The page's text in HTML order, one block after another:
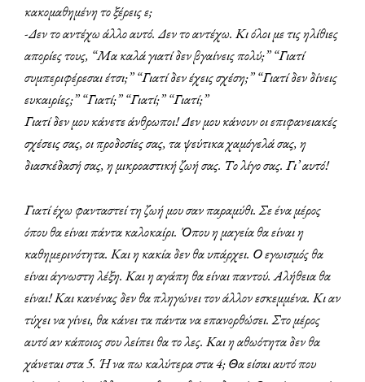
κακομαθημένη το ξέρεις ε;
-Δεν το αντέχω άλλο αυτό. Δεν το αντέχω. Κι όλοι με τις ηλίθιες
απορίες τους, “Μα καλά γιατί δεν βγαίνεις πολύ;” “Γιατί
συμπεριφέρεσαι έτσι;” “Γιατί δεν έχεις σχέση;” “Γιατί δεν δίνεις
ευκαιρίες;” “Γιατί;” “Γιατί;” “Γιατί;”
Γιατί δεν μου κάνετε άνθρωποι! Δεν μου κάνουν οι επιφανειακές
σχέσεις σας, οι προδοσίες σας, τα ψεύτικα χαμόγελά σας, η
διασκέδασή σας, η μικροαστική ζωή σας. Το λίγο σας. Γι’ αυτό!
Γιατί έχω φανταστεί τη ζωή μου σαν παραμύθι. Σε ένα μέρος
όπου θα είναι πάντα καλοκαίρι. Όπου η μαγεία θα είναι η
καθημερινότητα. Και η κακία δεν θα υπάρχει. Ο εγωισμός θα
είναι άγνωστη λέξη. Και η αγάπη θα είναι παντού. Αλήθεια θα
είναι! Και κανένας δεν θα πληγώνει τον άλλον εσκεμμένα. Κι αν
τύχει να γίνει, θακάνει τα πάντα να επανορθώσει. Στο μέρος
αυτό αν κάποιος σου λείπει θα το λες. Και η αθωότητα δεν θα
χάνεται στα 5. Ή να πω καλύτερα στα 4; Θα είσαι αυτό που